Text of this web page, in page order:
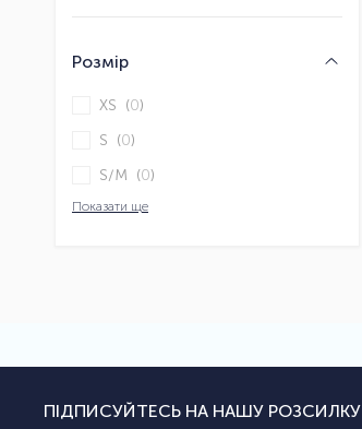
Розмір
XS (0)
S (0)
S/M (0)
Показати ще
ПІДПИСУЙТЕСЬ НА НАШУ РОЗСИЛКУ